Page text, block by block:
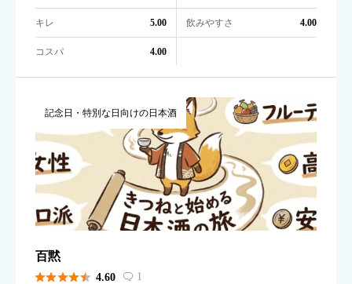
キレ 5.00 飲みやすさ 4.00
コスパ 4.00
記念日・特別な日向けの日本酒
百黙
 4.60  1